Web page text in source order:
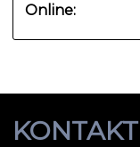
Online:
KONTAKT